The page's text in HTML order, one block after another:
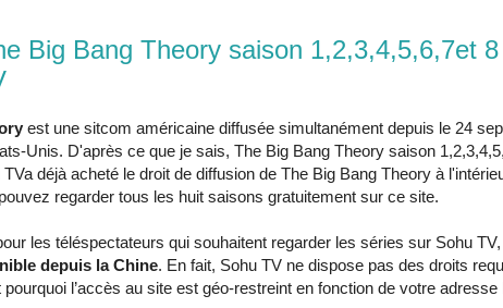
Big Bang Theory saison 1,2,3,4,5,6,7et
est une sitcom américaine diffusée simultanément depuis le 24
Unis. D'après ce que je sais, The Big Bang Theory saison
TVa déjà acheté le droit de diffusion de The Big Bang Theory à
regarder tous les huit saisons gratuitement sur ce site.
les téléspectateurs qui souhaitent regarder les séries sur Sohu
depuis la Chine. En fait, Sohu TV ne dispose pas des droits
pourquoi l’accès au site est géo-restreint en fonction de votre adresse